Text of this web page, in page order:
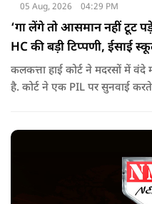
05 Aug, 2026 04:29 PM
‘गा लेंगे तो आसमान नहीं टूट
HC की बड़ी टिप्पणी, ईसाई
कलकत्ता हाई कोर्ट ने मदरसों में वंदे
है. कोर्ट ने एक PIL पर सुनवाई करते